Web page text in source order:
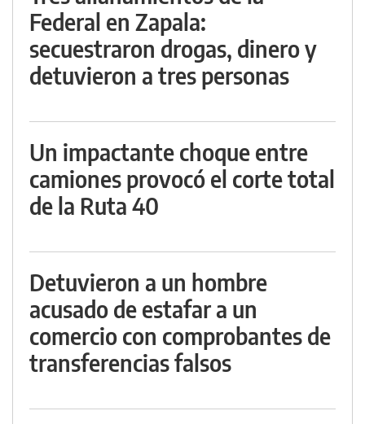
Federal en Zapala:
secuestraron drogas, dinero y
detuvieron a tres personas
Un impactante choque entre
camiones provocó el corte total
de la Ruta 40
Detuvieron a un hombre
acusado de estafar a un
comercio con comprobantes de
transferencias falsos